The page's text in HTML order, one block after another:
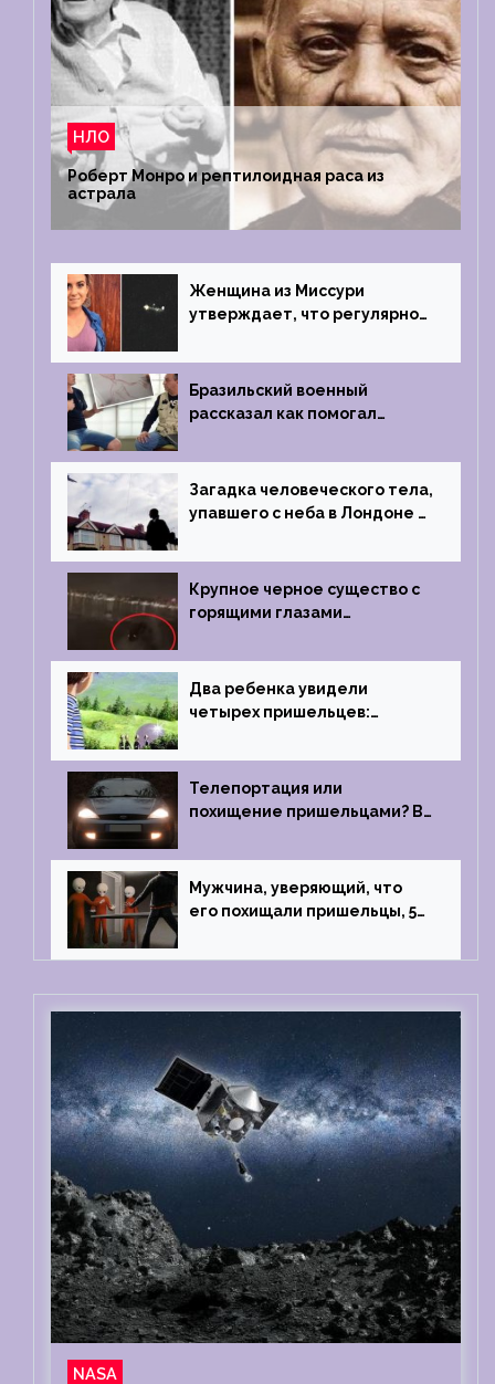
НЛО
Роберт Монро и рептилоидная раса из
астрала
Женщина из Миссури
утверждает, что регулярно
инопланетянами
Бразильский военный
рассказал как помогал
1996 году
Загадка человеческого тела,
упавшего с неба в Лондоне в
Крупное черное существо с
горящими глазами
Два ребенка увидели
четырех пришельцев:
1967 году
Телепортация или
похищение пришельцами? В
случай произошел с семьей
из Аргентины
Мужчина, уверяющий, что
его похищали пришельцы, 5
тест на детекторе лжи
NASA